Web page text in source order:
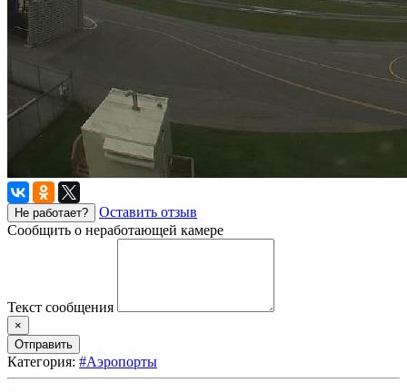
Не работает?
Оставить отзыв
Сообщить о неработающей камере
Текст сообщения
×
Отправить
Категория: #Аэропорты